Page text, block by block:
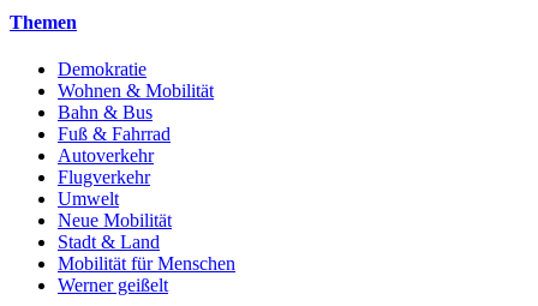
Themen
Demokratie
Wohnen & Mobilität
Bahn & Bus
Fuß & Fahrrad
Autoverkehr
Flugverkehr
Umwelt
Neue Mobilität
Stadt & Land
Mobilität für Menschen
Werner geißelt